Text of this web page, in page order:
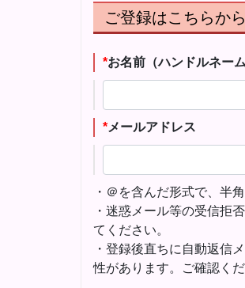
ご登録はこちらから
*お名前（ハンドルネーム
*メールアドレス
・＠を含んだ形式で、半
・迷惑メール等の受信拒
てください。
・登録後直ちに自動返信
性があります。ご確認くだ